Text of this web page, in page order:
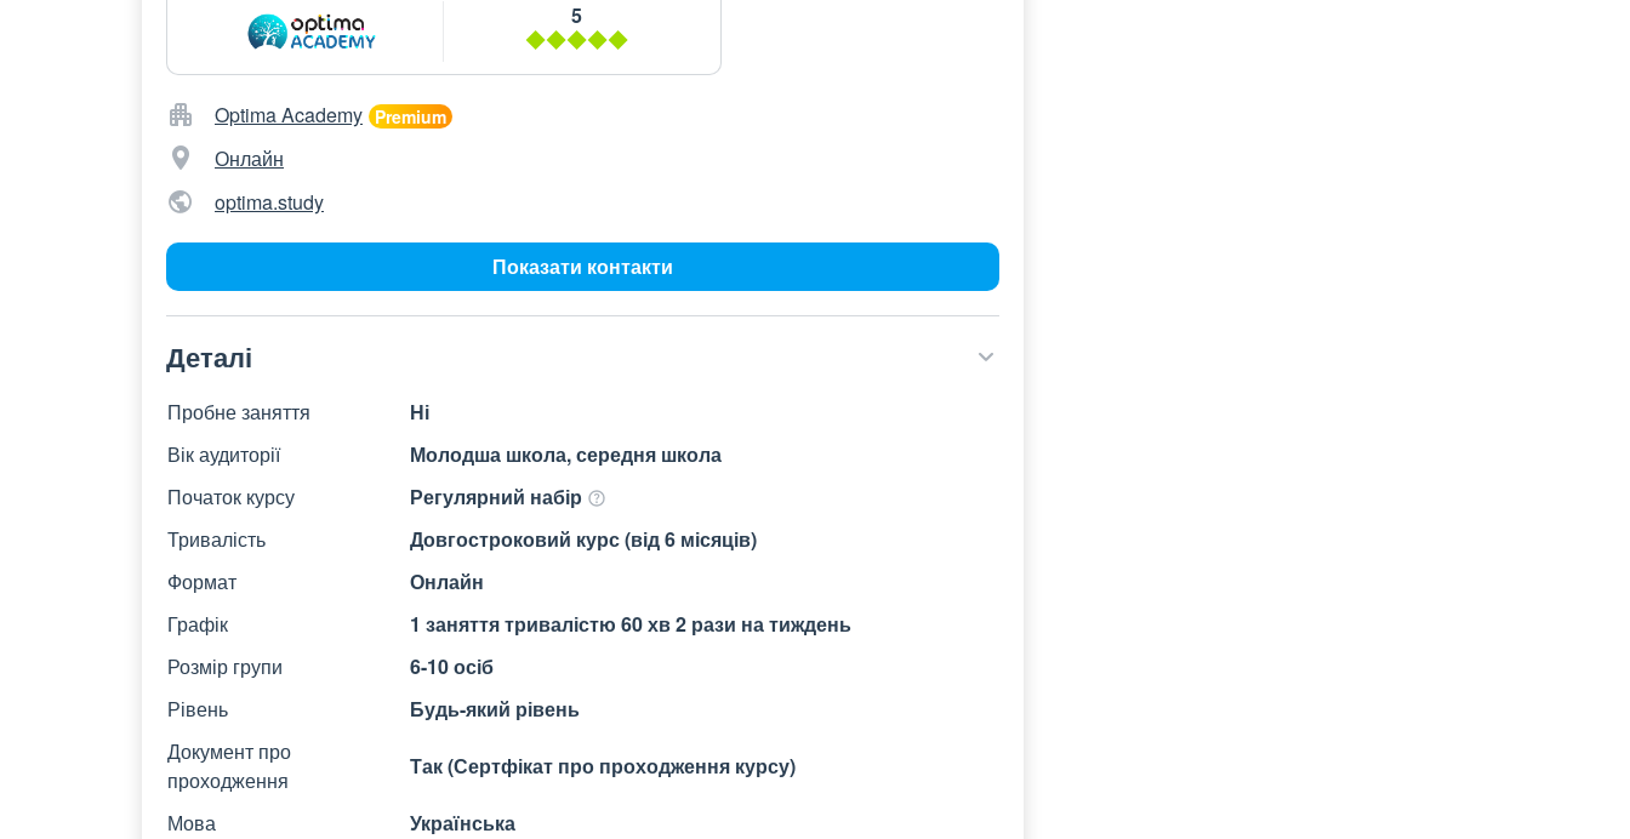
5
Optima Academy
Онлайн
optima.study
Показати контакти
Деталі
Пробне заняття
Ні
Вік аудиторії
Молодша школа, середня школа
Початок курсу
Регулярний набір
Тривалість
Довгостроковий курс (від 6 місяців)
Формат
Онлайн
Графік
1 заняття тривалістю 60 хв 2 рази на тиждень
Розмір групи
6-10 осіб
Рівень
Будь-який рівень
Документ про
проходження
Так (Сертфікат про проходження курсу)
Мова
Українська